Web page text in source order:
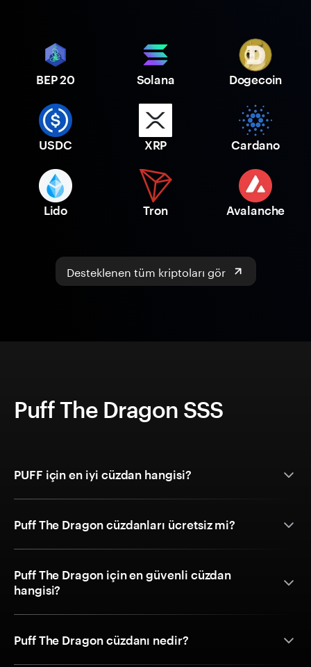
BEP 20 Solana Dogecoin
USDC XRP Cardano
Lido Tron Avalanche
Desteklenen tüm kriptoları gör
Puff The Dragon SSS
PUFF için en iyi cüzdan hangisi?
Puff The Dragon cüzdanları ücretsiz mi?
Puff The Dragon için en güvenli cüzdan
hangisi?
Puff The Dragon cüzdanı nedir?